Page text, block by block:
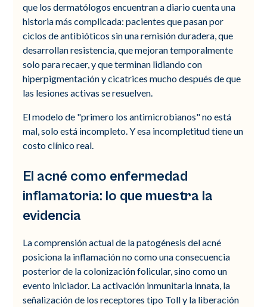
que los dermatólogos encuentran a diario cuenta una
historia más complicada: pacientes que pasan por
ciclos de antibióticos sin una remisión duradera, que
desarrollan resistencia, que mejoran temporalmente
solo para recaer, y que terminan lidiando con
hiperpigmentación y cicatrices mucho después de que
las lesiones activas se resuelven.
El modelo de "primero los antimicrobianos" no está
mal, solo está incompleto. Y esa incompletitud tiene un
costo clínico real.
El acné como enfermedad
inflamatoria: lo que muestra la
evidencia
La comprensión actual de la patogénesis del acné
posiciona la inflamación no como una consecuencia
posterior de la colonización folicular, sino como un
evento iniciador. La activación inmunitaria innata, la
señalización de los receptores tipo Toll y la liberación